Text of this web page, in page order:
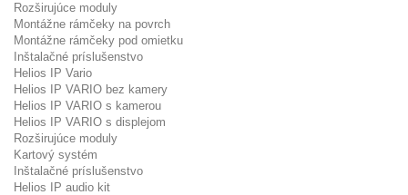
Rozširujúce moduly
Montážne rámčeky na povrch
Montážne rámčeky pod omietku
Inštalačné príslušenstvo
Helios IP Vario
Helios IP VARIO bez kamery
Helios IP VARIO s kamerou
Helios IP VARIO s displejom
Rozširujúce moduly
Kartový systém
Inštalačné príslušenstvo
Helios IP audio kit